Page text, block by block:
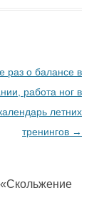
раз о балансе в
работа ног в
летних
тренингов →